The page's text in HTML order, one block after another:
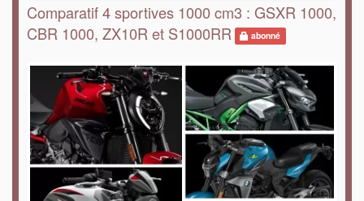
Comparatif 4 sportives 1000 cm3 : GSXR 1000,
CBR 1000, ZX10R et S1000RR
abonné